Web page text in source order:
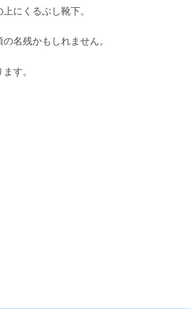
にくるぶし靴下。
名残かもしれません。
す。